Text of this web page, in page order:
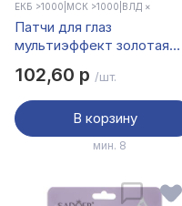
ЕКБ >1000 МСК >1000 ВЛД ×
Патчи для глаз
мультиэффект золотая
7,9гр
102,60 р /шт.
В корзину
мин. 8